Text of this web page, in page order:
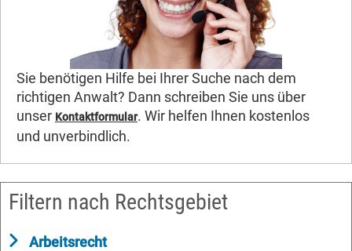
Sie benötigen Hilfe bei Ihrer Suche nach dem
richtigen Anwalt? Dann schreiben Sie uns über
unser Kontaktformular. Wir helfen Ihnen kostenlos
und unverbindlich.
Filtern nach Rechtsgebiet
Arbeitsrecht